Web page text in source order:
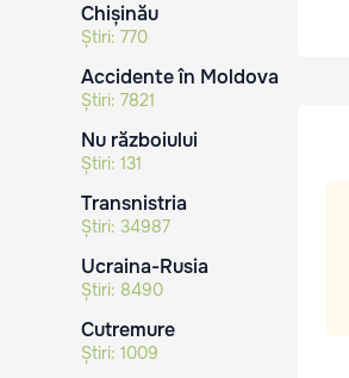
Chișinău
Știri: 770
Accidente în Moldova
Știri: 7821
Nu războiului
Știri: 131
Transnistria
Știri: 34987
Ucraina-Rusia
Știri: 8490
Cutremure
Știri: 1009